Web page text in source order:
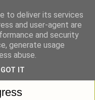
daheim.
to deliver its services
and user-agent are
and security
generate usage
abuse.
GOT IT